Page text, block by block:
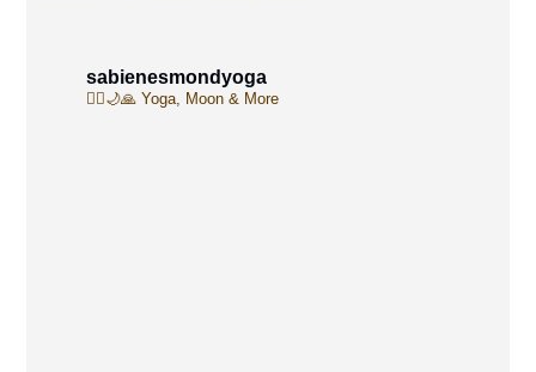
sabienesmondyoga
🧘‍♀️🌙🙏 Yoga, Moon & More